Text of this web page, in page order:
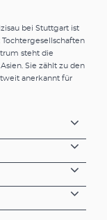
bei Stuttgart ist
steht die
Sie zählt zu den
anerkannt für